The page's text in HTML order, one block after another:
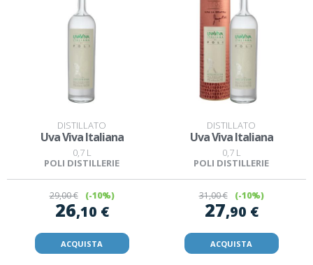
DISTILLATO
Uva Viva Italiana
0,7 L
POLI DISTILLERIE
29,00 € (-10%)
26,10 €
ACQUISTA
DISTILLATO
Uva Viva Italiana
0,7 L
POLI DISTILLERIE
31,00 € (-10%)
27,90 €
ACQUISTA